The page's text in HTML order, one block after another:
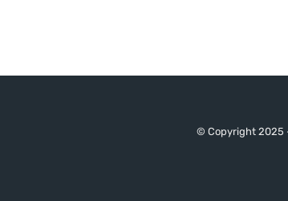
© Copyright 2025